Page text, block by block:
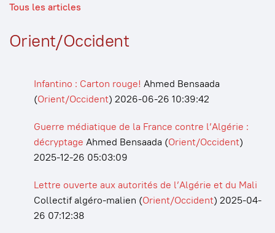
Tous les articles
Orient/Occident
Infantino : Carton rouge! Ahmed Bensaada
(Orient/Occident) 2026-06-26 10:39:42
Guerre médiatique de la France contre l’Algérie :
décryptage Ahmed Bensaada (Orient/Occident)
2025-12-26 05:03:09
Lettre ouverte aux autorités de l’Algérie et du Mali
Collectif algéro-malien (Orient/Occident) 2025-04-
26 07:12:38